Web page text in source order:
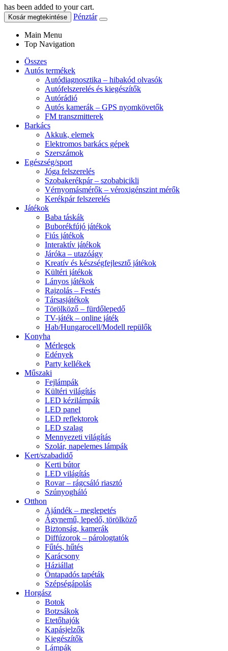
has been added to your cart.
Kosár megtekintése Pénztár
Main Menu
Top Navigation
Összes
Autós termékek
Autódiagnosztika – hibakód olvasók
Autófelszerelés és kiegészítők
Autórádió
Autós kamerák – GPS nyomkövetők
FM transzmitterek
Barkács
Akkuk, elemek
Elektromos barkács gépek
Szerszámok
Egészség/sport
Jóga felszerelés
Szobakerékpár – szobabicikli
Vérnyomásmérők – véroxigénszint mérők
Kerékpár felszerelés
Játékok
Baba táskák
Buborékfújó játékok
Fiús játékok
Interaktív játékok
Járóka – utazóágy
Kreatív és készségfejlesztő játékok
Kültéri játékok
Lányos játékok
Rajzolás – Festés
Társasjátékok
Törölköző – fürdőlepedő
TV-játék – online játék
Hab/Hungarocell/Modell repülők
Konyha
Mérlegek
Edények
Party kellékek
Műszaki
Fejlámpák
Kültéri világítás
LED kézilámpák
LED panel
LED reflektorok
LED szalag
Mennyezeti világítás
Szolár, napelemes lámpák
Kert/szabadidő
Kerti bútor
LED világítás
Rovar – rágcsáló riasztó
Szúnyogháló
Otthon
Ajándék – meglepetés
Ágynemű, lepedő, törölköző
Biztonság, kamerák
Diffúzorok – párologtatók
Fűtés, hűtés
Karácsony
Háziállat
Öntapadós tapéták
Szépségápolás
Horgász
Botok
Botzsákok
Etetőhajók
Kapásjelzők
Kiegészítők
Lámpák